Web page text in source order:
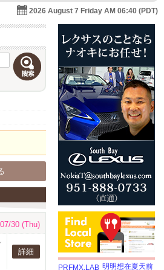
2026 August 7 Friday AM 06:40 (PDT)
30 (Thu)
詳細
明明想在夏天前